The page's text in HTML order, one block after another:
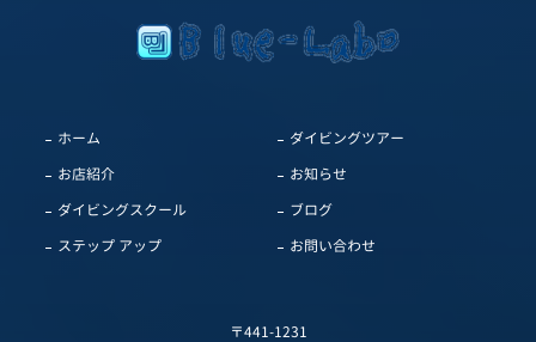
ホーム
お店紹介
ダイビングスクール
ステップ アップ
ダイビングツアー
お知らせ
ブログ
お問い合わせ
〒441-1231